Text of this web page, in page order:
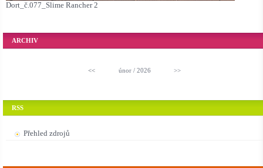
Dort_č.077_Slime Rancher 2
ARCHIV
<< únor / 2026 >>
RSS
Přehled zdrojů